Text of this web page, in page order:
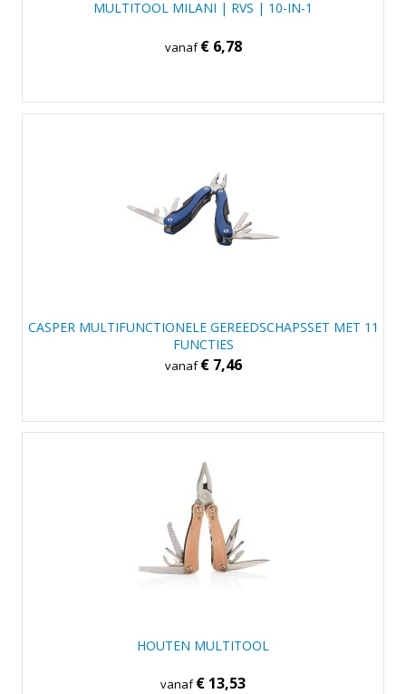
MULTITOOL MILANI | RVS | 10-IN-1
vanaf€ 6,78
CASPER MULTIFUNCTIONELE GEREEDSCHAPSSET MET 11
FUNCTIES
vanaf€ 7,46
HOUTEN MULTITOOL
vanaf€ 13,53